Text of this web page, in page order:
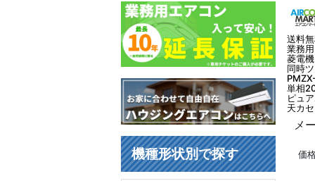
送料
業務
菱電機
同時
単相
ピュ
天カ
メ
価